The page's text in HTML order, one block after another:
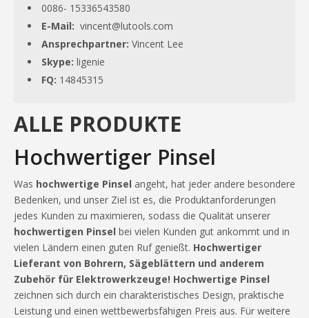
0086- 15336543580
E-Mail: vincent@lutools.com
Ansprechpartner: Vincent Lee
Skype: ligenie
FQ: 14845315
ALLE PRODUKTE
Hochwertiger Pinsel
Was hochwertige Pinsel angeht, hat jeder andere besondere
Bedenken, und unser Ziel ist es, die Produktanforderungen
jedes Kunden zu maximieren, sodass die Qualität unserer
hochwertigen Pinsel bei vielen Kunden gut ankommt und in
vielen Ländern einen guten Ruf genießt. Hochwertiger
Lieferant von Bohrern, Sägeblättern und anderem
Zubehör für Elektrowerkzeuge! Hochwertige Pinsel
zeichnen sich durch ein charakteristisches Design, praktische
Leistung und einen wettbewerbsfähigen Preis aus. Für weitere